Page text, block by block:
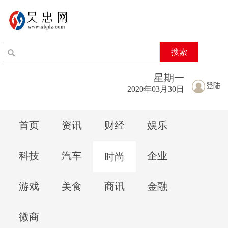
搜索
登陆
星期一
2020年03月30日
首页 资讯 财经 娱乐
科技 汽车 时尚 企业
游戏 美食 商讯 金融
微商